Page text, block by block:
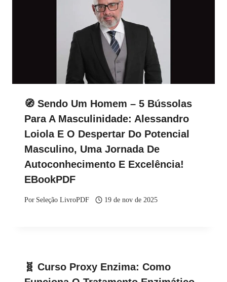
🧭 Sendo Um Homem – 5 Bússolas
Para A Masculinidade: Alessandro
Loiola E O Despertar Do Potencial
Masculino, Uma Jornada De
Autoconhecimento E Excelência!
EBookPDF
Por Seleção LivroPDF 19 de nov de 2025
🧬 Curso Proxy Enzima: Como